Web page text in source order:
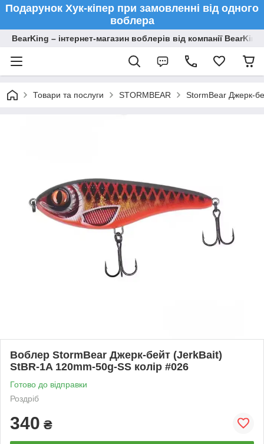
Подарунок Хук-кіпер при замовленні від одного
воблера
BearKing – інтернет-магазин воблерів від компанії BearKing
Товари та послуги STORMBEAR StormBear Джерк-
Воблер StormBear Джерк-бейт (JerkBait)
StBR-1A 120mm-50g-SS колір #026
Готово до відправки
Роздріб
340 ₴